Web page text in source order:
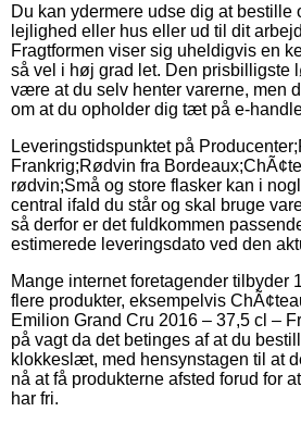
Du kan ydermere udse dig at bestille
lejlighed eller hus eller ud til dit
Fragtformen viser sig uheldigvis en
så vel i høj grad let. Den prisbilligste
være at du selv henter varerne, men
om at du opholder dig tæt på e-
Leveringstidspunktet på
Frankrig;Rødvin fra
rødvin;Små og store flasker kan i
central ifald du står og skal bruge
så derfor er det fuldkommen
estimerede leveringsdato ved den
Mange internet foretagender tilbyder
flere produkter, eksempelvis
Emilion Grand Cru 2016 – 37,5 cl –
på vagt da det betinges af at du
klokkeslæt, med hensynstagen til at
nå at få produkterne afsted forud for
har fri.